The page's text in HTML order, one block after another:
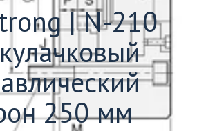
| N-210
250 мм